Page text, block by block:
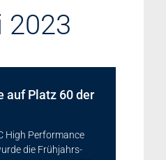
2023
auf Platz 60 der
High Performance
die Frühjahrs-